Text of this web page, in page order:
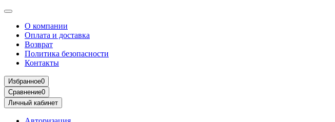
О компании
Оплата и доставка
Возврат
Политика безопасности
Контакты
Избранное0
Сравнение0
Личный кабинет